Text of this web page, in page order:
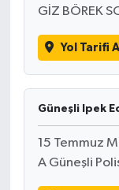
GİZ BÖREK
Yol Tarifi Al
Güneşli Ipek
15 Temmuz
A Güneşli